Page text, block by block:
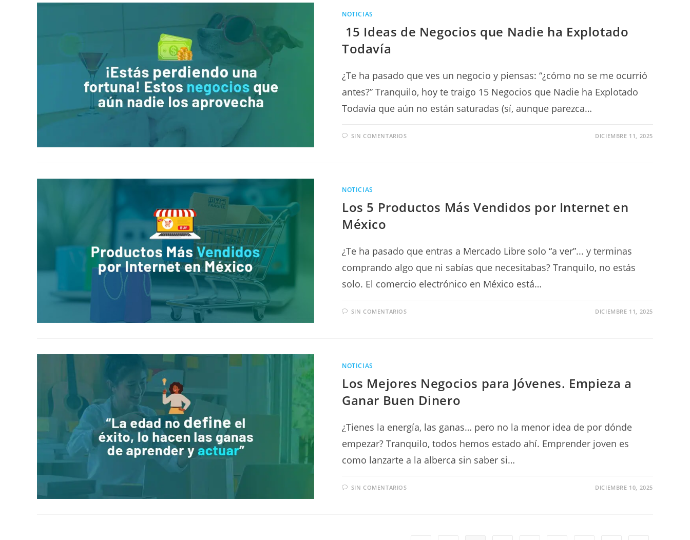
NOTICIAS
15 Ideas de Negocios que Nadie ha Explotado
Todavía
¿Te ha pasado que ves un negocio y piensas: “¿cómo no se me ocurrió
antes?” Tranquilo, hoy te traigo 15 Negocios que Nadie ha Explotado
Todavía que aún no están saturadas (sí, aunque parezca…
SIN COMENTARIOS DICIEMBRE 11, 2025
NOTICIAS
Los 5 Productos Más Vendidos por Internet en
México
¿Te ha pasado que entras a Mercado Libre solo “a ver”... y terminas
comprando algo que ni sabías que necesitabas? Tranquilo, no estás
solo. El comercio electrónico en México está…
SIN COMENTARIOS DICIEMBRE 11, 2025
NOTICIAS
Los Mejores Negocios para Jóvenes. Empieza a
Ganar Buen Dinero
¿Tienes la energía, las ganas… pero no la menor idea de por dónde
empezar? Tranquilo, todos hemos estado ahí. Emprender joven es
como lanzarte a la alberca sin saber si…
SIN COMENTARIOS DICIEMBRE 10, 2025